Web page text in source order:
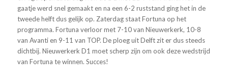
gaatje werd snel gemaakt en na een 6-2 ruststand ging het in de
tweede helft dus gelijk op. Zaterdag staat Fortuna op het
programma. Fortuna verloor met 7-10 van Nieuwerkerk, 10-8
van Avanti en 9-11 van TOP. De ploeg uit Delft zit er dus steeds
dichtbij. Nieuwerkerk D1 moet scherp zijn om ook deze wedstrijd
van Fortuna te winnen. Succes!